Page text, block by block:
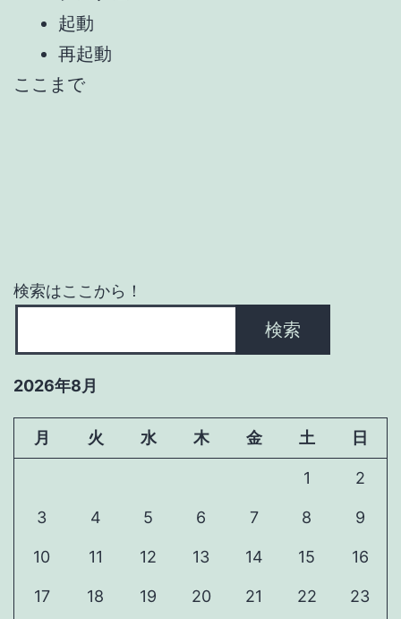
起動
再起動
ここまで
検索はここから！
検索
2026年8月
月 火 水 木 金 土 日
1 2
3 4 5 6 7 8 9
10 11 12 13 14 15 16
17 18 19 20 21 22 23